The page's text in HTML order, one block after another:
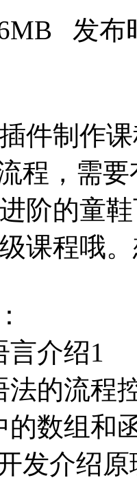
发
件制作
程，需
阶的童
课程哦
言介绍1
法的流程
的数组和
发介绍原